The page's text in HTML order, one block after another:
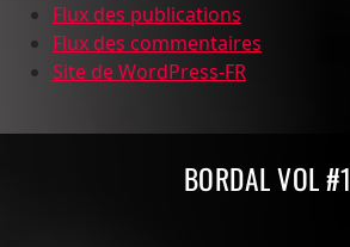
Flux des publications
Flux des commentaires
Site de WordPress-FR
BORDAL VOL #1